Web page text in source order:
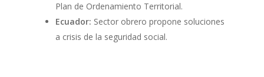
Plan de Ordenamiento Territorial.
Ecuador: Sector obrero propone soluciones
a crisis de la seguridad social.